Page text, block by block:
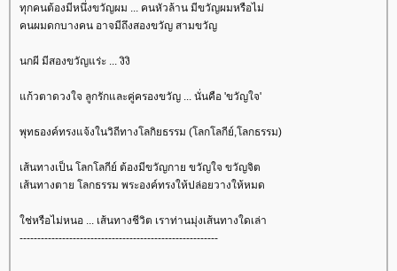
ทุกคนต้องมีหนึ่งขวัญผม ... คนหัวล้าน มีขวัญผมหรือไม่
คนผมดกบางคน อาจมีถึงสองขวัญ สามขวัญ
นกผี มีสองขวัญแร่ะ ... งิงิ
ก้วตาดวงใจ ลูกรักและคู่ครองขวัญ ... นั่นคือ 'ขวัญใจ'
พุทธองค์ทรงแจ้งในวิถีทางโลกิยธรรม (โลกโลกีย์,โลกธรรม)
เส้นทางเป็น โลกโลกีย์ ต้องมีขวัญกาย ขวัญใจ ขวัญจิต
เส้นทางตาย โลกธรรม พระองค์ทรงให้ปล่อยวางให้หมด
ช่หรือไม่หนอ ... เส้นทางชีวิต เราท่านมุ่งเส้นทางใดเล่า
--------------------------------------------------------